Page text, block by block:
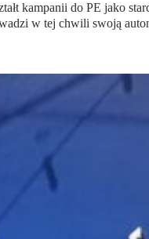
kampanii do PE jako
w tej chwili swoją